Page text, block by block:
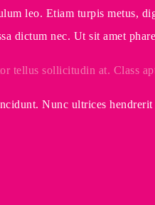
leo. Etiam turpis metus,
dictum nec. Ut sit amet
sollicitudin at. Class
Nunc ultrices